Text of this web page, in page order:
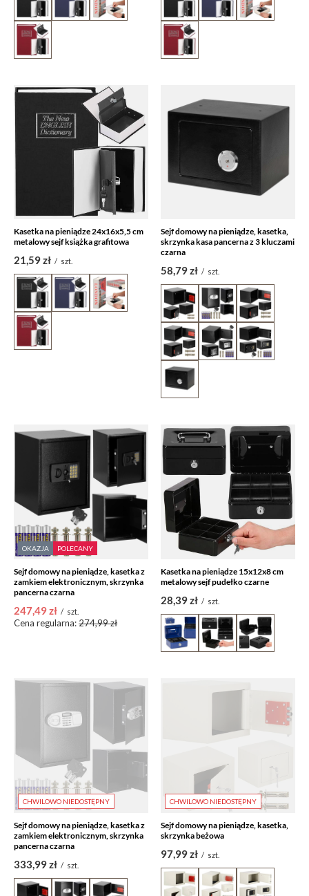
Kasetka na pieniądze 24x16x5,5 cm
metalowy sejf książka grafitowa
21,59 zł / szt.
Sejf domowy na pieniądze, kasetka,
skrzynka kasa pancerna z 3 kluczami
czarna
58,79 zł / szt.
OKAZJA POLECANY
Sejf domowy na pieniądze, kasetka z
zamkiem elektronicznym, skrzynka
pancerna czarna
247,49 zł / szt.
Cena regularna:274,99 zł
Kasetka na pieniądze 15x12x8 cm
metalowy sejf pudełko czarne
28,39 zł / szt.
CHWILOWO NIEDOSTĘPNY
Sejf domowy na pieniądze, kasetka z
zamkiem elektronicznym, skrzynka
pancerna czarna
333,99 zł / szt.
CHWILOWO NIEDOSTĘPNY
Sejf domowy na pieniądze, kasetka,
skrzynka beżowa
97,99 zł / szt.